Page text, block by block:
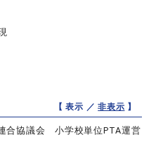
【 表示 ／非表示 】
合協議会 小学校単位PTA運営